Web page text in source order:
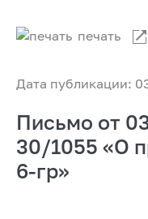
Дата публикации:
печать
Письмо от
30/1055 «О
6-гр»